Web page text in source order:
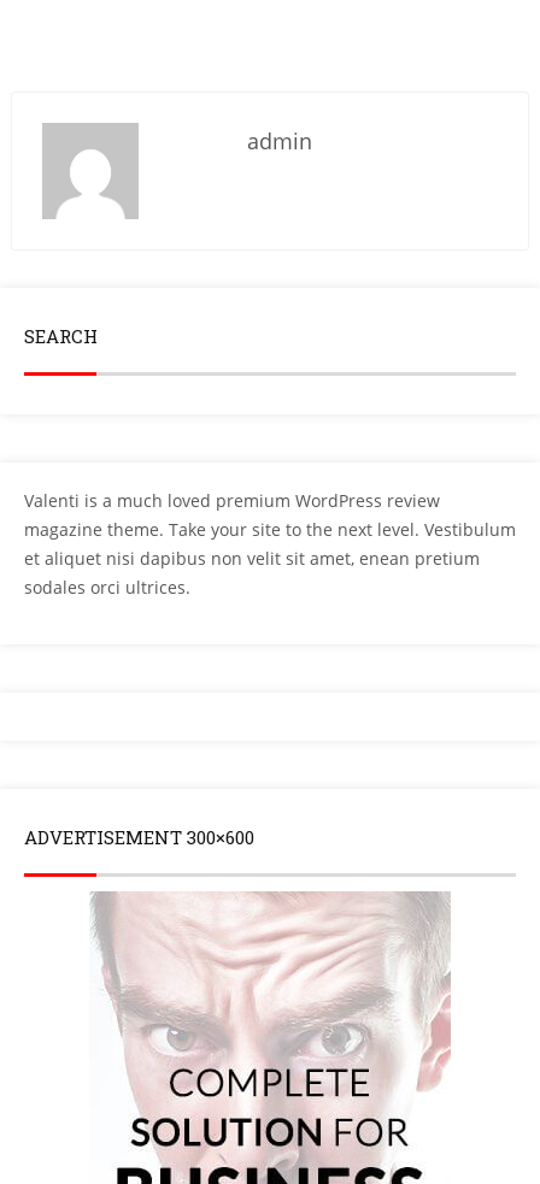
admin
SEARCH
Valenti is a much loved premium WordPress review
magazine theme. Take your site to the next level. Vestibulum
et aliquet nisi dapibus non velit sit amet, enean pretium
sodales orci ultrices.
ADVERTISEMENT 300×600